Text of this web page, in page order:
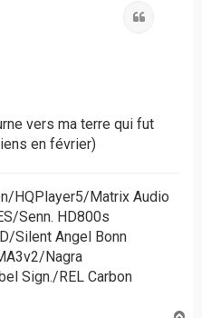
vers ma terre qui fut
en février)
HQPlayer5/Matrix Audio
Senn. HD800s
Silent Angel Bonn
Nagra
Sign./REL Carbon